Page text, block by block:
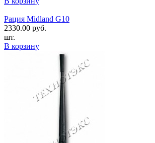
Рация Midland G10
2330.00 руб.
шт.
В корзину